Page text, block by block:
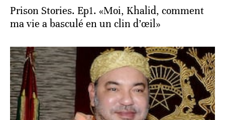
Prison Stories. Ep1. «Moi, Khalid, comment
ma vie a basculé en un clin d’œil»